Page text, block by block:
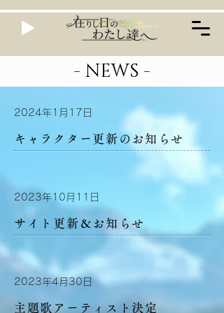
- NEWS -
2024年1月17日
キャラクター更新のお知らせ
2023年10月11日
サイト更新＆お知らせ
2023年4月30日
主題歌アーティスト決定